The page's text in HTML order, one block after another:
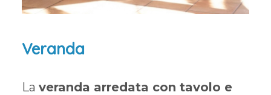
Veranda
La veranda arredata con tavolo e